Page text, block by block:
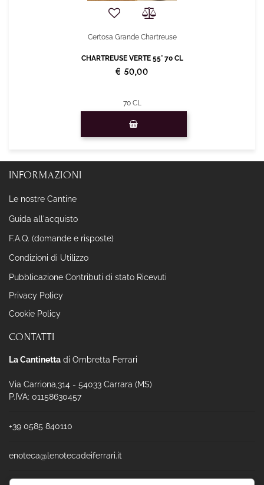
Certosa Grande Chartreuse
CHARTREUSE VERTE 55° 70 CL
€ 50,00
70 CL
INFORMAZIONI
Le nostre Cantine
Guida all'acquisto
F.A.Q. (domande e risposte)
Condizioni di Utilizzo
Pubblicazione Contributi di stato Ricevuti
Privacy Policy
Cookie Policy
CONTATTI
La Cantinetta di Ombretta Ferrari
Via Carriona,314 - 54033 Carrara (MS)
P.IVA: 01158630457
+39 0585 840110
enoteca@lenotecadeiferrari.it